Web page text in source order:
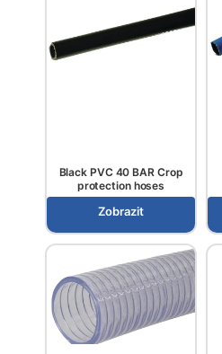
Black PVC 40 BAR Crop
protection hoses
Zobrazit